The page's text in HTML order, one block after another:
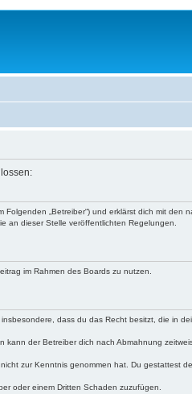
„Betreiber“) und erklärst dich mit den
an dieser Stelle veröffentlichten Regelungen.
im Rahmen des Boards zu nutzen.
dass du das Recht besitzt, die in
der Betreiber dich nach Abmahnung
zur Kenntnis genommen hat. Du gestattest
oder einem Dritten Schaden zuzufügen.